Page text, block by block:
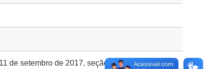
de setembro de 2017, seção 1, p. 31-32